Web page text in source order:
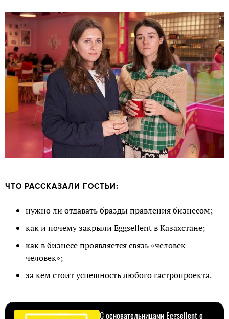
ЧТО РАССКАЗАЛИ ГОСТЬИ:
нужно ли отдавать бразды правления бизнесом;
как и почему закрыли Eggsellent в Казахстане;
как в бизнесе проявляется связь «человек-
человек»;
за кем стоит успешность любого гастропроекта.